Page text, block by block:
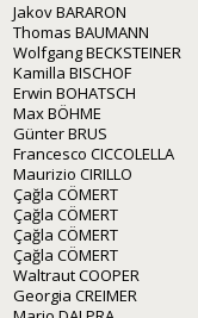
Jakov BARARON
Thomas BAUMANN
Wolfgang BECKSTEINER
Kamilla BISCHOF
Erwin BOHATSCH
Max BÖHME
Günter BRUS
Francesco CICCOLELLA
Maurizio CIRILLO
Çağla CÖMERT
Çağla CÖMERT
Çağla CÖMERT
Çağla CÖMERT
Waltraut COOPER
Georgia CREIMER